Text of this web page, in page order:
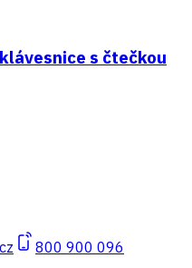
s čtečkou
800 900 096